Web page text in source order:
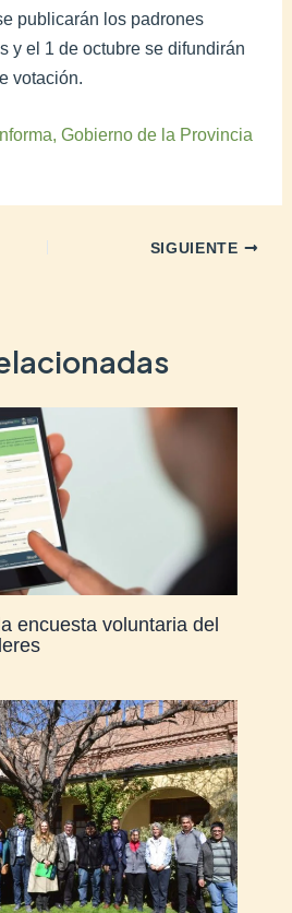
publicarán los padrones
y el 1 de octubre se difundirán
votación.
Gobierno de la Provincia
SIGUIENTE
encuesta voluntaria del